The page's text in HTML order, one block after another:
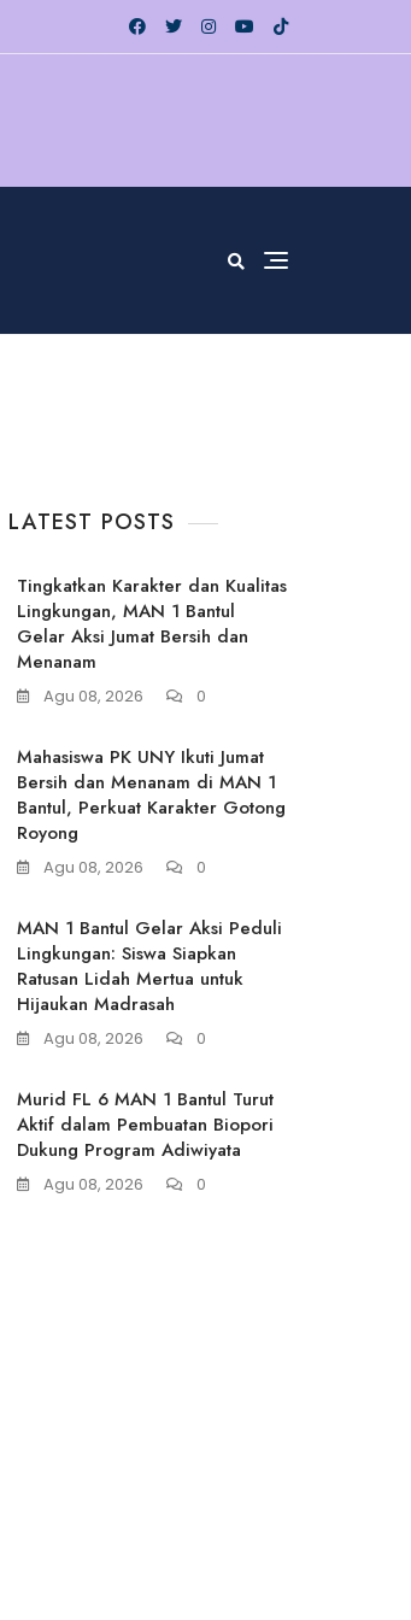
LATEST POSTS
Tingkatkan Karakter dan Kualitas
Lingkungan, MAN 1 Bantul
Gelar Aksi Jumat Bersih dan
Menanam
Agu 08, 2026 0
Mahasiswa PK UNY Ikuti Jumat
Bersih dan Menanam di MAN 1
Bantul, Perkuat Karakter Gotong
Royong
Agu 08, 2026 0
MAN 1 Bantul Gelar Aksi Peduli
Lingkungan: Siswa Siapkan
Ratusan Lidah Mertua untuk
Hijaukan Madrasah
Agu 08, 2026 0
Murid FL 6 MAN 1 Bantul Turut
Aktif dalam Pembuatan Biopori
Dukung Program Adiwiyata
Agu 08, 2026 0